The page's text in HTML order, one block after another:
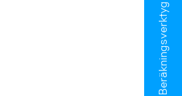
Beräkningsverktyg